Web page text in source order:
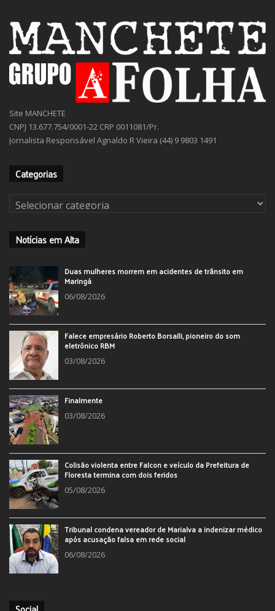
Site MANCHETE
CNPJ 13.677.754/0001-22 CRP 0011081/Pr.
Jornalista Responsável Agnaldo R Vieira (44) 9 9803 1491
Categorias
Categorias
Notícias em Alta
Duas mulheres morrem em acidentes de trânsito em
Maringá
06/08/2026
Falece empresário Roberto Borsalli, pioneiro do som
eletrônico RBM
03/08/2026
Finalmente
03/08/2026
Colisão violenta entre Falcon e veículo da Prefeitura de
Floresta termina com dois feridos
05/08/2026
Tribunal condena vereador de Marialva a indenizar médico
após acusação falsa em rede social
06/08/2026